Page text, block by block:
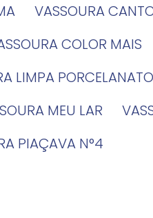
VASSOURA
COLOR MAIS
LIMPA PORCELANATO
MEU LAR
PIAÇAVA N°4